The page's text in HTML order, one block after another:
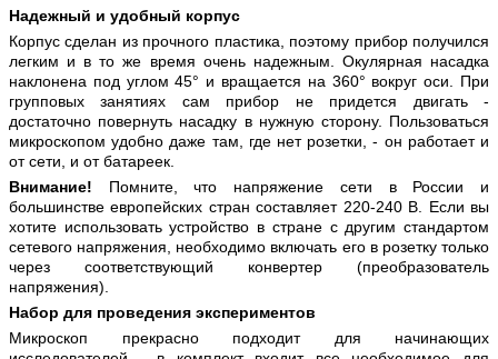
Надежный и удобный корпус
Корпус сделан из прочного пластика, поэтому прибор получился
легким и в то же время очень надежным. Окулярная насадка
наклонена под углом 45° и вращается на 360° вокруг оси. При
групповых занятиях сам прибор не придется двигать -
достаточно повернуть насадку в нужную сторону. Пользоваться
микроскопом удобно даже там, где нет розетки, - он работает и
от сети, и от батареек.
Внимание! Помните, что напряжение сети в России и
большинстве европейских стран составляет 220-240 В. Если вы
хотите использовать устройство в стране с другим стандартом
сетевого напряжения, необходимо включать его в розетку только
через соответствующий конвертер (преобразователь
напряжения).
Набор для проведения экспериментов
Микроскоп прекрасно подходит для начинающих